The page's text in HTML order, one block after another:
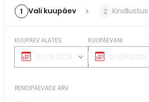
1 Vali kuupäev 2 Kindlustus
KUUPÄEV ALATES KUUPÄEVANI
RENDIPÄEVADE ARV